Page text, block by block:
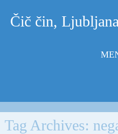
Čič čin, Ljubljana
Tag Archives: